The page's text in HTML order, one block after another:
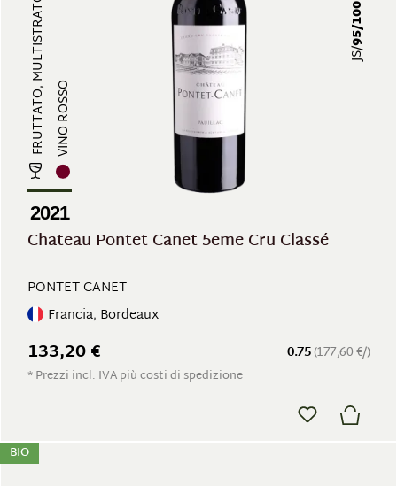
VINO ROSSO
2021
JS/
95/100
Chateau Pontet Canet 5eme Cru Classé
PONTET CANET
Francia, Bordeaux
0.75(177,60 €/)
133,20 €
* Prezzi incl. IVA più costi di spedizione
BIO